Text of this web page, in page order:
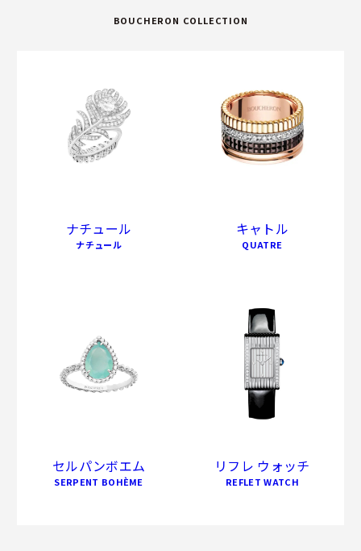
BOUCHERON COLLECTION
ナチュール
ナチュール
キャトル
QUATRE
セルパンボエム
SERPENT BOHÈME
リフレ ウォッチ
REFLET WATCH